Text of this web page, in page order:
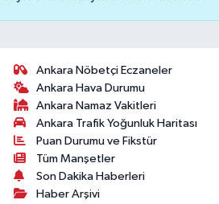
Ankara Nöbetçi Eczaneler
Ankara Hava Durumu
Ankara Namaz Vakitleri
Ankara Trafik Yoğunluk Haritası
Puan Durumu ve Fikstür
Tüm Manşetler
Son Dakika Haberleri
Haber Arşivi